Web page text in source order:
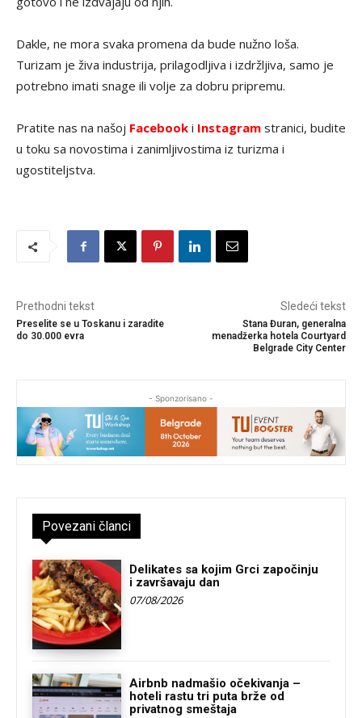
Dakle, ne mora svaka promena da bude nužno loša.
Turizam je živa industrija, prilagodljiva i izdržljiva, samo je
potrebno imati snage ili volje za dobru pripremu.
Pratite nas na našoj Facebook i Instagram stranici, budite
u toku sa novostima i zanimljivostima iz turizma i
ugostiteljstva.
Prethodni tekst
Preselite se u Toskanu i zaradite
do 30.000 evra
Sledeći tekst
Stana Đuran, generalna
menadžerka hotela Courtyard
Belgrade City Center
- Sponzorisano -
Povezani članci
Delikates sa kojim Grci započinju
i završavaju dan
07/08/2026
Airbnb nadmašio očekivanja –
hoteli rastu tri puta brže od
privatnog smeštaja